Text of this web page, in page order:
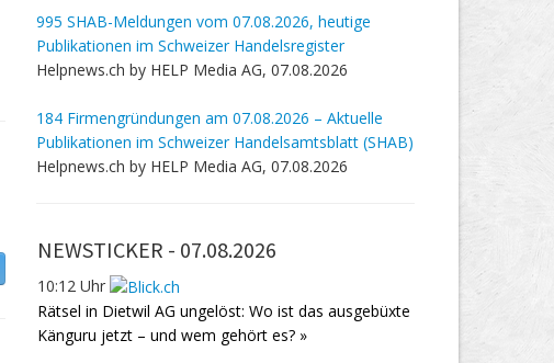
995 SHAB-Meldungen vom 07.08.2026, heutige
Publikationen im Schweizer Handelsregister
Helpnews.ch by HELP Media AG, 07.08.2026
184 Firmengründungen am 07.08.2026 – Aktuelle
Publikationen im Schweizer Handelsamtsblatt (SHAB)
Helpnews.ch by HELP Media AG, 07.08.2026
NEWSTICKER - 07.08.2026
10:12 Uhr
Rätsel in Dietwil AG ungelöst: Wo ist das ausgebüxte
Känguru jetzt – und wem gehört es? »